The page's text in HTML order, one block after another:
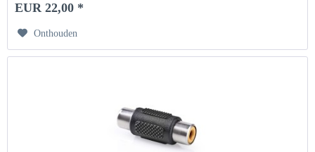
EUR 22,00 *
Onthouden